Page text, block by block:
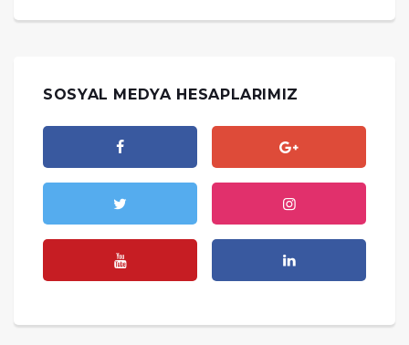
SOSYAL MEDYA HESAPLARIMIZ